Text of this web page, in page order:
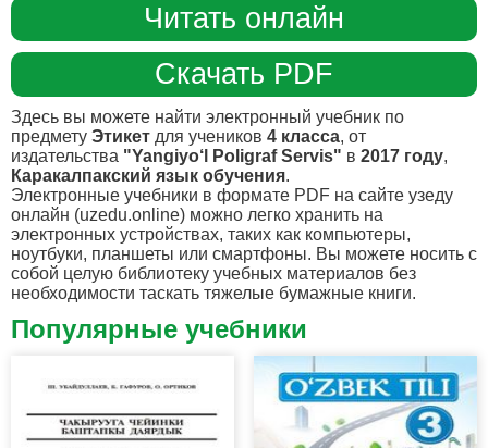
Читать онлайн
Скачать PDF
Здесь вы можете найти электронный учебник по
предмету Этикет для учеников 4 класса, от
издательства "Yangiyo‘l Poligraf Servis" в 2017 году,
Каракалпакский язык обучения.
Электронные учебники в формате PDF на сайте узеду
онлайн (uzedu.online) можно легко хранить на
электронных устройствах, таких как компьютеры,
ноутбуки, планшеты или смартфоны. Вы можете носить с
собой целую библиотеку учебных материалов без
необходимости таскать тяжелые бумажные книги.
Популярные учебники